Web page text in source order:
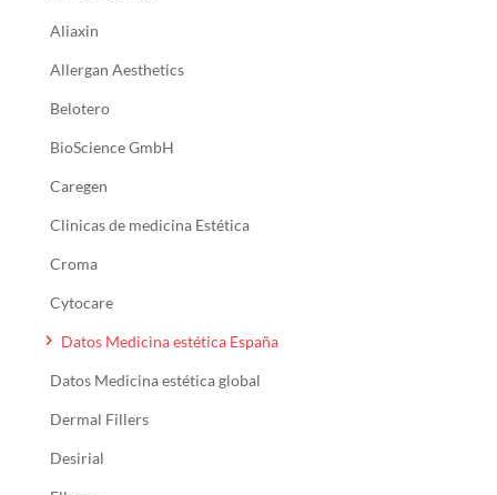
Aliaxin
Allergan Aesthetics
Belotero
BioScience GmbH
Caregen
Clinicas de medicina Estética
Croma
Cytocare
Datos Medicina estética España
Datos Medicina estética global
Dermal Fillers
Desirial